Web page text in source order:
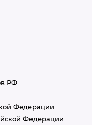
РФ
Федерации
Федерации